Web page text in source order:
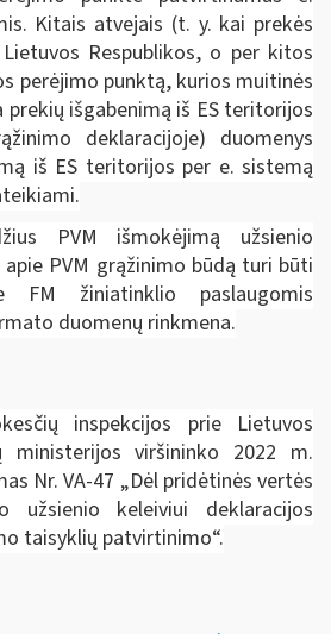
Kitais atvejais (t. y. kai prekės
Respublikos, o per kitos
perėjimo punktą, kurios muitinės
išgabenimą iš ES teritorijos
deklaracijoje) duomenys
iš ES teritorijos per e. sistemą
PVM išmokėjimą užsienio
PVM grąžinimo būdą turi būti
žiniatinklio paslaugomis
duomenų rinkmena.
inspekcijos prie Lietuvos
ministerijos viršininko 2022 m.
Nr. VA-47 „Dėl pridėtinės vertės
užsienio keleiviui deklaracijos
taisyklių patvirtinimo“.